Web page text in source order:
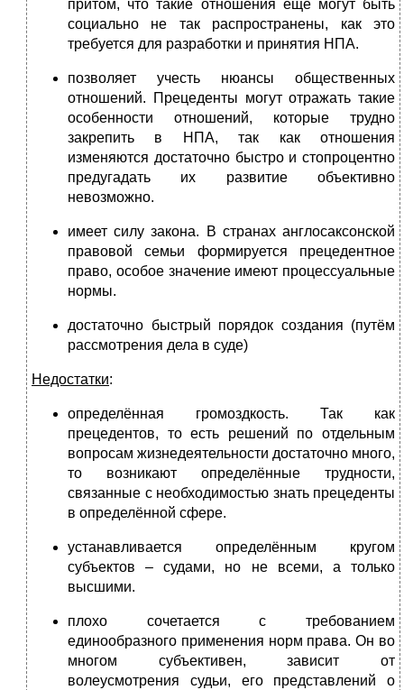
притом, что такие отношения ещё могут быть
социально не так распространены, как это
требуется для разработки и принятия НПА.
позволяет учесть нюансы общественных
отношений. Прецеденты могут отражать такие
особенности отношений, которые трудно
закрепить в НПА, так как отношения
изменяются достаточно быстро и стопроцентно
предугадать их развитие объективно
невозможно.
имеет силу закона. В странах англосаксонской
правовой семьи формируется прецедентное
право, особое значение имеют процессуальные
нормы.
достаточно быстрый порядок создания (путём
рассмотрения дела в суде)
Недостатки:
определённая громоздкость. Так как
прецедентов, то есть решений по отдельным
вопросам жизнедеятельности достаточно много,
то возникают определённые трудности,
связанные с необходимостью знать прецеденты
в определённой сфере.
устанавливается определённым кругом
субъектов – судами, но не всеми, а только
высшими.
плохо сочетается с требованием
единообразного применения норм права. Он во
многом субъективен, зависит от
волеусмотрения судьи, его представлений о